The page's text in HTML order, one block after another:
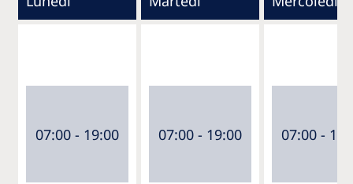
07:00 - 19:00 07:00 - 19:00 07:00 -